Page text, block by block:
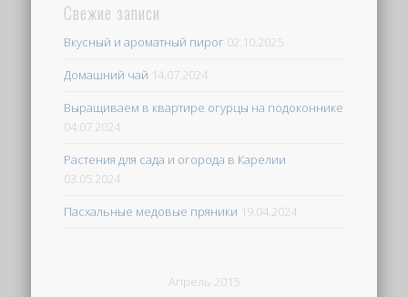
Свежие записи
Вкусный и ароматный пирог 02.10.2025
Домашний чай 14.07.2024
Выращиваем в квартире огурцы на подоконнике
04.07.2024
Растения для сада и огорода в Карелии
03.05.2024
Пасхальные медовые пряники 19.04.2024
Апрель 2015